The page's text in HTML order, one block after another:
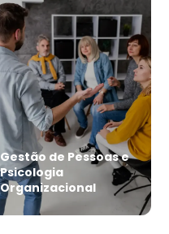
Gestão de Pessoas e
Psicologia
Organizacional